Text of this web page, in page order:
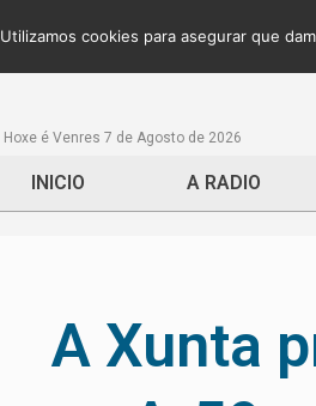
Hoxe é Venres 7 de Agosto de 2026
INICIO A RADIO
A Xunta
Utilizamos cookies para asegurar que